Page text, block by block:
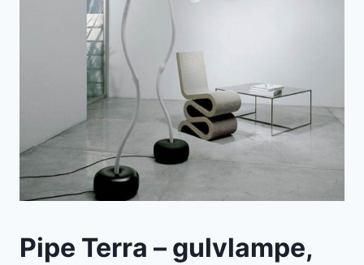
Pipe Terra – gulvlampe,